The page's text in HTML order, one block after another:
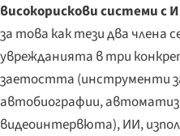
високорискови системи с
за това как тези два члена
уврежданията в три
заетостта (инструменти
автобиографии,
видеоинтервюта), ИИ,